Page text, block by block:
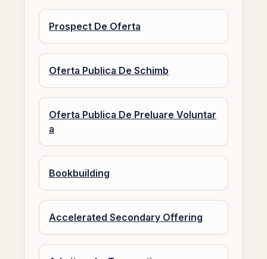
Prospect De Oferta
Oferta Publica De Schimb
Oferta Publica De Preluare Voluntar
a
Bookbuilding
Accelerated Secondary Offering